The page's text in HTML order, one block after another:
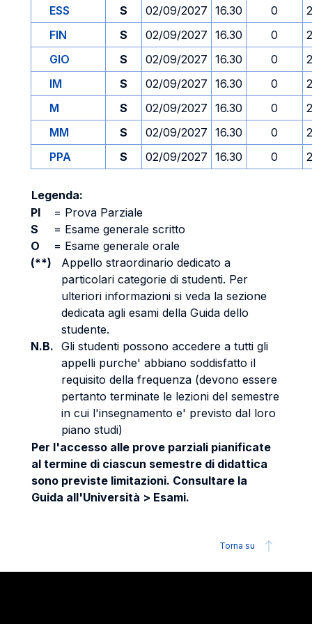
ESS S 02/09/2027 16.30 0
FIN
S 02/09/2027 16.30 0
GIO
S 02/09/2027 16.30 0
IM
S 02/09/2027 16.30 0
M
S 02/09/2027 16.30 0
MM
S 02/09/2027 16.30 0
PPA
S 02/09/2027 16.30 0
Legenda:
PI
= Prova Parziale
S
= Esame generale scritto
O
= Esame generale orale
(**)
Appello straordinario dedicato a
particolari categorie di studenti. Per
ulteriori informazioni si veda la sezione
dedicata agli esami della Guida dello
studente.
N.B. Gli studenti possono accedere a tutti gli
appelli purche' abbiano soddisfatto il
requisito della frequenza (devono essere
pertanto terminate le lezioni del semestre
in cui l'insegnamento e' previsto dal loro
piano studi)
Per l'accesso alle prove parziali pianificate
al termine di ciascun semestre di didattica
sono previste limitazioni. Consultare la
Guida all'Università > Esami.
Torna su